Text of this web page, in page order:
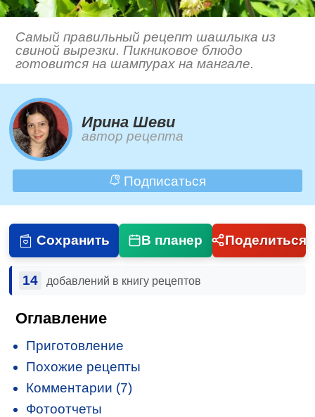
Самый правильный рецепт шашлыка из
свиной вырезки. Пикниковое блюдо
готовится на шампурах на мангале.
Ирина Шеви
автор рецепта
Подписаться
Сохранить В планер Поделиться
14 добавлений в книгу рецептов
Оглавление
Приготовление
Похожие рецепты
Комментарии (7)
Фотоотчеты